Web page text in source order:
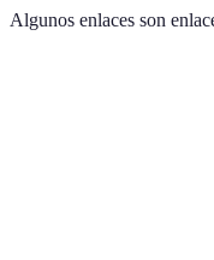
Algunos enlaces son